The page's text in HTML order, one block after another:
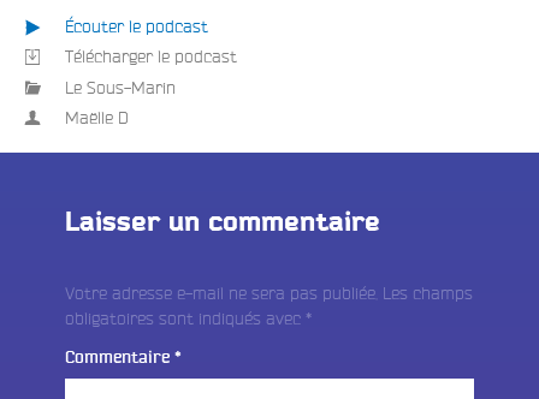
Écouter le podcast
Télécharger le podcast
Le Sous-Marin
Maëlle D
Laisser un commentaire
Votre adresse e-mail ne sera pas publiée. Les champs
obligatoires sont indiqués avec *
Commentaire *